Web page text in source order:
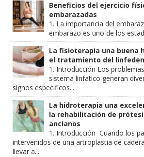
Beneficios del ejercicio
embarazadas
1. La importancia del
embarazo es uno de los
La fisioterapia una buena
el tratamiento del
1. Introducción Los
sistema linfatico generan
signos especificos...
La hidroterapia una
la rehabilitación de
ancianos
1. Introducción Cuando los
intervenidos de una artroplastia de
llevar a...